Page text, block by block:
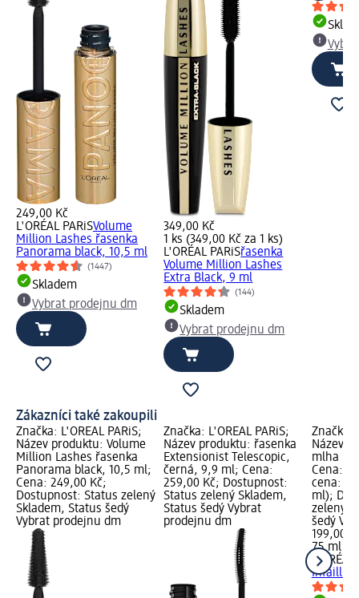
249,00 Kč
L'ORÉAL PARiSVolume
Million Lashes řasenka
Panorama black, 10,5 ml
(1447)
Skladem
Vybrat prodejnu dm
349,00 Kč
1 ks (349,00 Kč za 1 ks)
L'ORÉAL PARiSřasenka
Volume Million Lashes
Extra Black, 9 ml
(144)
Skladem
Vybrat prodejnu dm
Zákazníci také zakoupili
Značka: L'ORÉAL PARiS;
Název produktu: Volume
Million Lashes řasenka
Panorama black, 10,5 ml;
Cena: 249,00 Kč;
Dostupnost: Status zelený
Skladem, Status šedý
Vybrat prodejnu dm
Značka: L'ORÉAL PARiS;
Název produktu: řasenka
Extensionist Telescopic,
černá, 9,9 ml; Cena:
259,00 Kč; Dostupnost:
Status zelený Skladem,
Status šedý Vybrat
prodejnu dm
Značka:
Název
mlha
Cena:
cena: 75
ml);
zelený
šedý
199,00
75 ml